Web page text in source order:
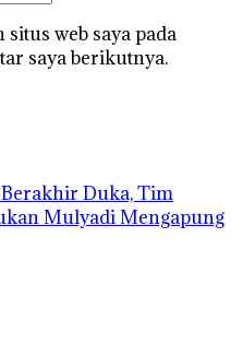
web saya pada
saya berikutnya.